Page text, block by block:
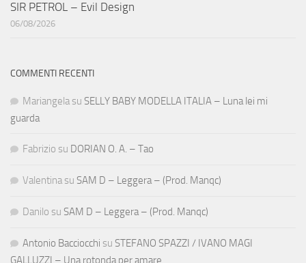
SIR PETROL – Evil Design
06/08/2026
COMMENTI RECENTI
Mariangela su SELLY BABY MODELLA ITALIA – Luna lei mi
guarda
Fabrizio su DORIAN O. A. – Tao
Valentina su SAM D – Leggera – (Prod. Manqc)
Danilo su SAM D – Leggera – (Prod. Manqc)
Antonio Bacciocchi su STEFANO SPAZZI / IVANO MAGI
GALLUZZI – Una rotonda per amare